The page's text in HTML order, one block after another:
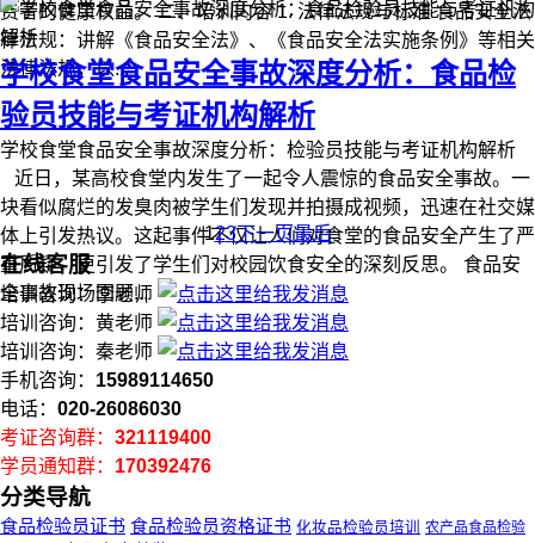
费者的健康权益。 二、培训内容 1. 法律法规与标准 食品安全法
律法规：讲解《食品安全法》、《食品安全法实施条例》等相关
法律法规，以...
学校食堂食品安全事故深度分析：食品检
验员技能与考证机构解析
学校食堂食品安全事故深度分析：检验员技能与考证机构解析
近日，某高校食堂内发生了一起令人震惊的食品安全事故。一
块看似腐烂的发臭肉被学生们发现并拍摄成视频，迅速在社交媒
体上引发热议。这起事件不仅让人们对食堂的食品安全产生了严
重质疑，更引发了学生们对校园饮食安全的深刻反思。 食品安
全事故现场回顾...
123下一页最后
在线客服
培训咨询：李老师
培训咨询：黄老师
培训咨询：秦老师
手机咨询： 15989114650
电话： 020-26086030
考证咨询群： 321119400
学员通知群： 170392476
分类导航
食品检验员证书 食品检验员资格证书 化妆品检验员培训
农产品食品检验